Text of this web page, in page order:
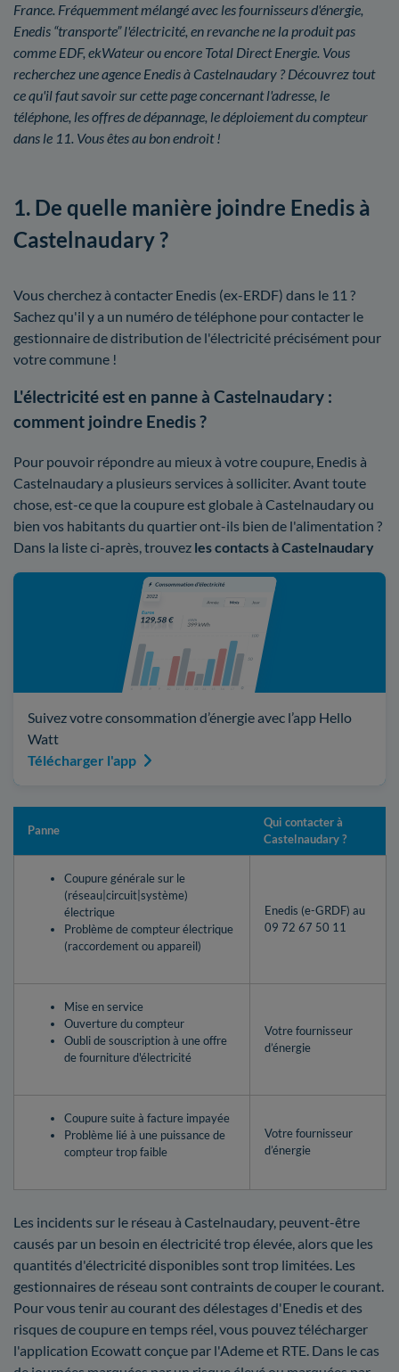
France. Fréquemment mélangé avec les fournisseurs d'énergie,
Enedis “transporte” l'électricité, en revanche ne la produit pas
comme EDF, ekWateur ou encore Total Direct Energie. Vous
recherchez une agence Enedis à Castelnaudary ? Découvrez tout
ce qu'il faut savoir sur cette page concernant l'adresse, le
téléphone, les offres de dépannage, le déploiement du compteur
dans le 11. Vous êtes au bon endroit !
1. De quelle manière joindre Enedis à
Castelnaudary ?
Vous cherchez à contacter Enedis (ex-ERDF) dans le 11 ?
Sachez qu'il y a un numéro de téléphone pour contacter le
gestionnaire de distribution de l'électricité précisément pour
votre commune !
L'électricité est en panne à Castelnaudary :
comment joindre Enedis ?
Pour pouvoir répondre au mieux à votre coupure, Enedis à
Castelnaudary a plusieurs services à solliciter. Avant toute
chose, est-ce que la coupure est globale à Castelnaudary ou
bien vos habitants du quartier ont-ils bien de l'alimentation ?
Dans la liste ci-après, trouvez les contacts à Castelnaudary
Suivez votre consommation d’énergie avec l’app Hello
Watt
Télécharger l'app
Panne
Qui contacter à
Castelnaudary ?
Coupure générale sur le
(réseau|circuit|système)
électrique
Problème de compteur électrique
(raccordement ou appareil)
Enedis (e-GRDF) au
09 72 67 50 11
Mise en service
Ouverture du compteur
Oubli de souscription à une offre
de fourniture d'électricité
Votre fournisseur
d’énergie
Coupure suite à facture impayée
Problème lié à une puissance de
compteur trop faible
Votre fournisseur
d’énergie
Les incidents sur le réseau à Castelnaudary, peuvent-être
causés par un besoin en électricité trop élevée, alors que les
quantités d'électricité disponibles sont trop limitées. Les
gestionnaires de réseau sont contraints de couper le courant.
Pour vous tenir au courant des délestages d'Enedis et des
risques de coupure en temps réel, vous pouvez télécharger
l'application Ecowatt conçue par l'Ademe et RTE. Dans le cas